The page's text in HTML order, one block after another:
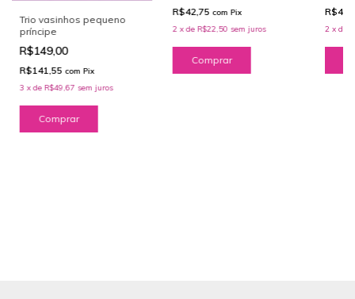
Trio vasinhos pequeno
príncipe
R$149,00
R$141,55 com Pix
3 xde R$49,67 sem juros
R$42,75 com Pix
2 xde R$22,50 sem juros 2 x de